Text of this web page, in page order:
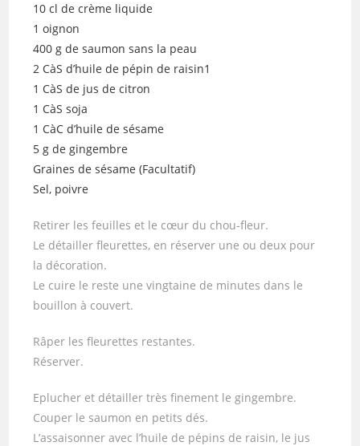
10 cl de crème liquide
1 oignon
400 g de saumon sans la peau
2 CàS d’huile de pépin de raisin1
1 CàS de jus de citron
1 CàS soja
1 CàC d’huile de sésame
5 g de gingembre
Graines de sésame (Facultatif)
Sel, poivre
Retirer les feuilles et le cœur du chou-fleur.
Le détailler fleurettes, en réserver une ou deux pour
la décoration.
Le cuire le reste une vingtaine de minutes dans le
bouillon à couvert.
Râper les fleurettes restantes.
Réserver.
Eplucher et détailler très finement le gingembre.
Couper le saumon en petits dés.
L’assaisonner avec l’huile de pépins de raisin, le jus